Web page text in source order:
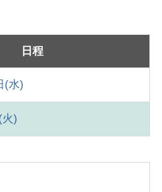
日程
(水)
)